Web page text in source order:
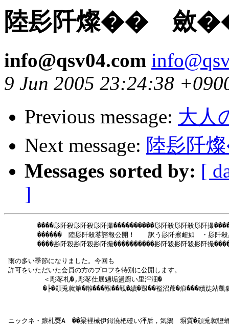
陸髟阡燦�� 斂
info@qsv04.com
9 Jun 2005 23:24:38
Previous message: 大人
Next message: 陸髟
Messages sorted by: [
]
����髟阡殺髟阡殺髟阡撮����������髟阡殺髟阡殺髟阡撮
������　陸髟阡殺苳諮報公開！　　訳う髟阡擦衄如　・髟阡殺
����髟阡殺髟阡殺髟阡撮����������髟阡殺髟阡殺髟阡撮
雨の多い季節になりました。今回も
許可をいただいた会員の方のプロフを特別に公開します。
     　   ＜彫苳札�,彫苳仕展魎垢盪廚い里泙沺�
　 　　　�┝�頒兎就第�雕���艱��覲�續�艱��襤沼蔗�痕���續跿站凱
ニックネ・踉札燹Аゝ��梁裡械伊鉧澆杷磴い泙后，気鵝　塀質�頒兎就